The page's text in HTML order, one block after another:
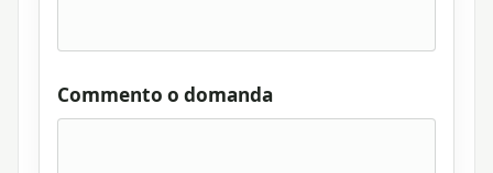
Commento o domanda